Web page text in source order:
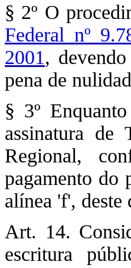
§ 2º O
Federal nº
2001,
pena de
§ 3º
assinatura de
Regional,
pagamento do
alínea 'f', deste
Art. 14.
escritura